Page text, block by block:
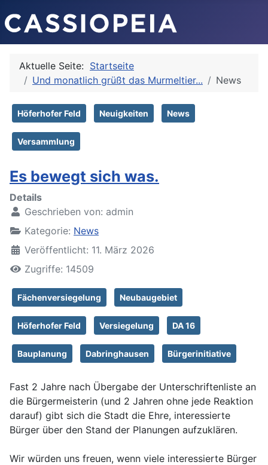
Aktuelle Seite: Startseite
Und monatlich grüßt das Murmeltier...
News
Höferhofer Feld Neuigkeiten News
Versammlung
Es bewegt sich was.
Details
Geschrieben von: admin
Kategorie: News
Veröffentlicht: 11. März 2026
Zugriffe: 14509
Fächenversiegelung Neubaugebiet
Höferhofer Feld Versiegelung DA 16
Bauplanung Dabringhausen Bürgerinitiative
Fast 2 Jahre nach Übergabe der Unterschriftenliste an
die Bürgermeisterin (und 2 Jahren ohne jede Reaktion
darauf) gibt sich die Stadt die Ehre, interessierte
Bürger über den Stand der Planungen aufzuklären.
Wir würden uns freuen, wenn viele interessierte Bürger